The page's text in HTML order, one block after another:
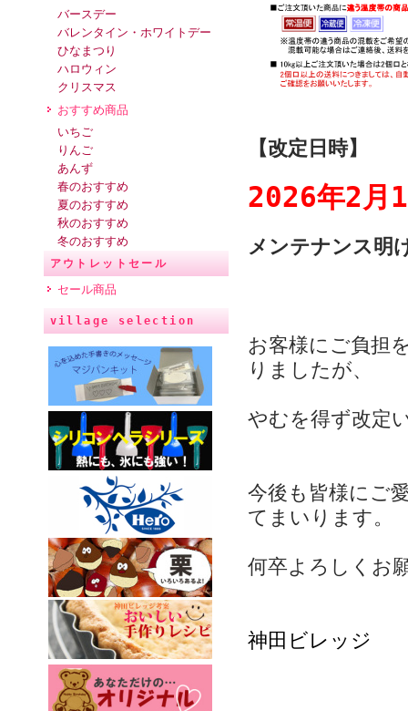
バースデー
バレンタイン・ホワイトデー
ひなまつり
ハロウィン
クリスマス
おすすめ商品
いちご
りんご
あんず
春のおすすめ
夏のおすすめ
秋のおすすめ
冬のおすすめ
アウトレットセール
セール商品
village selection
【改定日時】
2026年2月
メンテナンス明
お客様にご負担
りましたが、
やむを得ず改定
今後も皆様にご
てまいります。
何卒よろしくお
神田ビレッジ